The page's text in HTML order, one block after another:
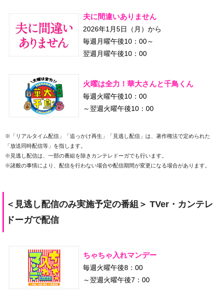
夫に間違いありません
2026年1月5日（月）から
毎週月曜午後10：00～
翌週月曜午後10：00
火曜は全力！華大さんと千鳥くん
毎週火曜午後10：00
～翌週火曜午後10：00
※「リアルタイム配信」「追っかけ再生」「見逃し配信」は、著作権法で定められた
「放送同時配信等」を指します。
※見逃し配信は、一部の番組を除きカンテレドーガでも行います。
※諸般の事情により、配信を行わない場合や配信期間が変更になる場合があります。
＜見逃し配信のみ実施予定の番組＞ TVer・カンテレ
ドーガで配信
ちゃちゃ入れマンデー
毎週火曜午後8：00
～翌週火曜午後7：00